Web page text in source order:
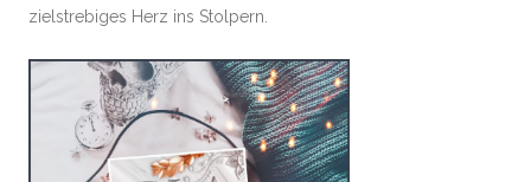
zielstrebiges Herz ins Stolpern.